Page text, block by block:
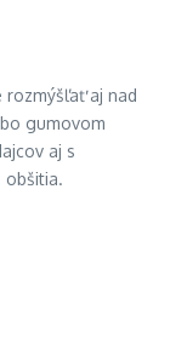
rozmýšľať aj nad
gumovom
aj s
obšitia.